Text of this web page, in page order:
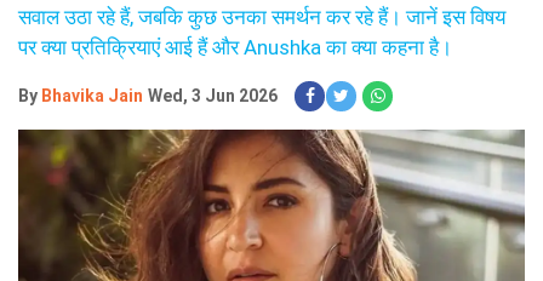
सवाल उठा रहे हैं, जबकि कुछ उनका समर्थन कर रहे हैं। जानें इस विषय
पर क्या प्रतिक्रियाएं आई हैं और Anushka का क्या कहना है।
By Bhavika Jain Wed, 3 Jun 2026